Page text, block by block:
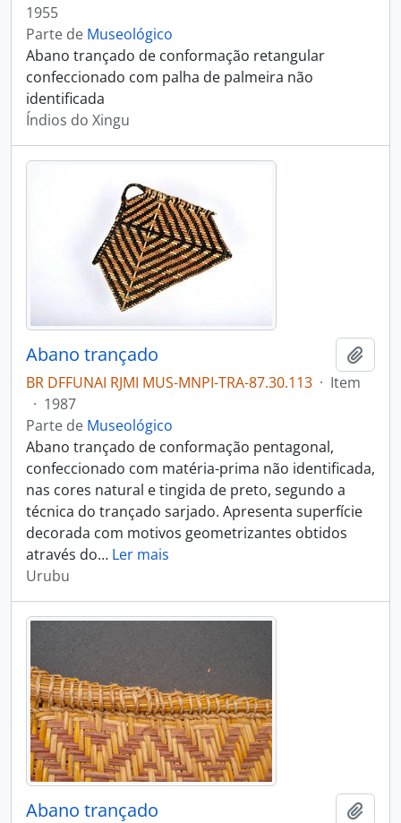
1955
Parte de Museológico
Abano trançado de conformação retangular
confeccionado com palha de palmeira não
identificada
Índios do Xingu
Abano trançado
BR DFFUNAI RJMI MUS-MNPI-TRA-87.30.113 · Item
· 1987
Parte de Museológico
Abano trançado de conformação pentagonal,
confeccionado com matéria-prima não identificada,
nas cores natural e tingida de preto, segundo a
técnica do trançado sarjado. Apresenta superfície
decorada com motivos geometrizantes obtidos
através do… Ler mais
Urubu
Abano trançado